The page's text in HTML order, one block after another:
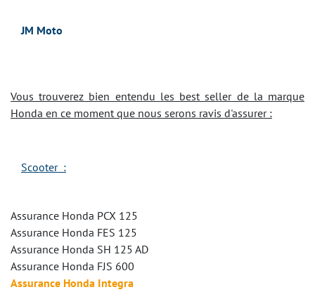
JM Moto
Vous trouverez bien entendu les best seller de la marque
Honda en ce moment que nous serons ravis d'assurer :
Scooter :
Assurance Honda PCX 125
Assurance Honda FES 125
Assurance Honda SH 125 AD
Assurance Honda FJS 600
Assurance Honda Integra